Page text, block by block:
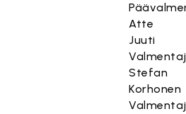
Atte
Juuti
Stefan
Korhonen